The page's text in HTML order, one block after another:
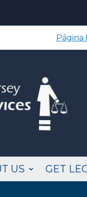
Página
US GET